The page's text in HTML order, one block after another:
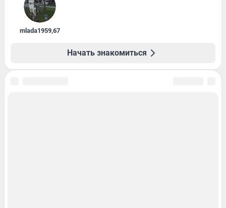
mlada1959,67
Начать знакомиться